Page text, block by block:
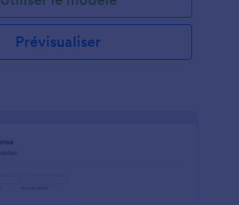
Prévisualiser